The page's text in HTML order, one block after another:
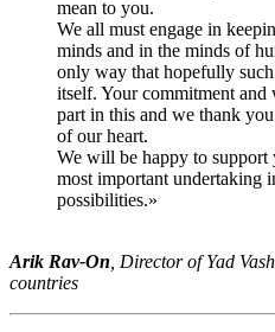
mean to you.
We all must engage in
minds and in the minds of
only way that hopefully
itself. Your commitment
part in this and we thank
of our heart.
We will be happy to support
most important undertaking
possibilities.»
Arik Rav-On , Director of Yad
countries